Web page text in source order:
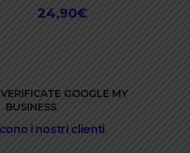
24,90€
GOOGLE MY
BUSINESS
i nostri clienti